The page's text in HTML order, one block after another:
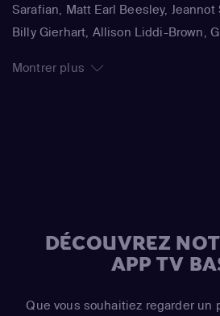
Sarafian, Matt Earl Beesley, Jeannot
Billy Gierhart, Allison Liddi-Brown,
Montrer plus
DÉCOUVREZ
APP TV
Que vous souhaitiez regarder un